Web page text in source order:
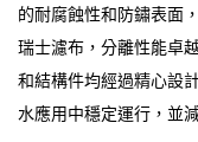
的耐腐蝕性和防鏽表面
瑞士濾布，分離性能卓
和結構件均經過精心設
水應用中穩定運行，並